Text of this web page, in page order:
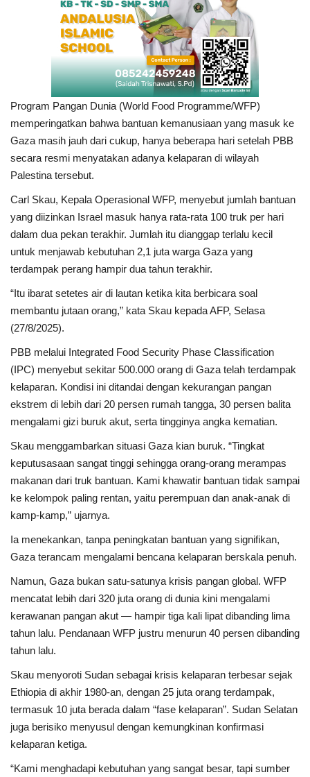
Program Pangan Dunia (World Food Programme/WFP)
memperingatkan bahwa bantuan kemanusiaan yang masuk ke
Gaza masih jauh dari cukup, hanya beberapa hari setelah PBB
secara resmi menyatakan adanya kelaparan di wilayah
Palestina tersebut.
Carl Skau, Kepala Operasional WFP, menyebut jumlah bantuan
yang diizinkan Israel masuk hanya rata-rata 100 truk per hari
dalam dua pekan terakhir. Jumlah itu dianggap terlalu kecil
untuk menjawab kebutuhan 2,1 juta warga Gaza yang
terdampak perang hampir dua tahun terakhir.
“Itu ibarat setetes air di lautan ketika kita berbicara soal
membantu jutaan orang,” kata Skau kepada AFP, Selasa
(27/8/2025).
PBB melalui Integrated Food Security Phase Classification
(IPC) menyebut sekitar 500.000 orang di Gaza telah terdampak
kelaparan. Kondisi ini ditandai dengan kekurangan pangan
ekstrem di lebih dari 20 persen rumah tangga, 30 persen balita
mengalami gizi buruk akut, serta tingginya angka kematian.
Skau menggambarkan situasi Gaza kian buruk. “Tingkat
keputusasaan sangat tinggi sehingga orang-orang merampas
makanan dari truk bantuan. Kami khawatir bantuan tidak sampai
ke kelompok paling rentan, yaitu perempuan dan anak-anak di
kamp-kamp,” ujarnya.
Ia menekankan, tanpa peningkatan bantuan yang signifikan,
Gaza terancam mengalami bencana kelaparan berskala penuh.
Namun, Gaza bukan satu-satunya krisis pangan global. WFP
mencatat lebih dari 320 juta orang di dunia kini mengalami
kerawanan pangan akut — hampir tiga kali lipat dibanding lima
tahun lalu. Pendanaan WFP justru menurun 40 persen dibanding
tahun lalu.
Skau menyoroti Sudan sebagai krisis kelaparan terbesar sejak
Ethiopia di akhir 1980-an, dengan 25 juta orang terdampak,
termasuk 10 juta berada dalam “fase kelaparan”. Sudan Selatan
juga berisiko menyusul dengan kemungkinan konfirmasi
kelaparan ketiga.
“Kami menghadapi kebutuhan yang sangat besar, tapi sumber